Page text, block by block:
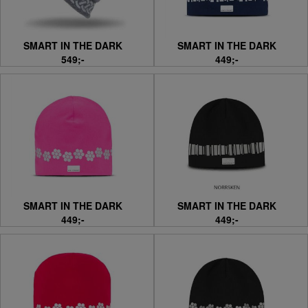
SMART IN THE DARK
549;-
SMART IN THE DARK
449;-
SMART IN THE DARK
449;-
SMART IN THE DARK
449;-